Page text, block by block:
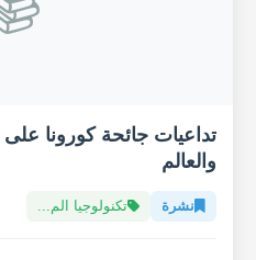
تداعيات جائحة كورونا على
والعالم
نشرة تكنولوجيا الم...